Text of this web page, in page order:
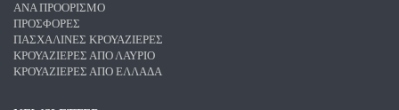
ΑΝΑ ΠΡΟΟΡΙΣΜΌ
ΠΡΟΣΦΟΡΈΣ
ΠΑΣΧΑΛΙΝΈΣ ΚΡΟΥΑΖΙΈΡΕΣ
ΚΡΟΥΑΖΙΈΡΕΣ ΑΠΌ ΛΑΎΡΙΟ
ΚΡΟΥΑΖΙΈΡΕΣ ΑΠΌ ΕΛΛΆΔΑ